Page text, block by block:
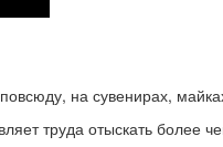
на сувенирах,
труда отыскать более